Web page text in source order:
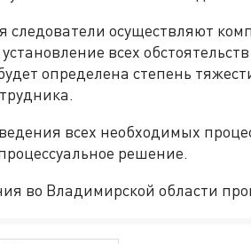
следователи осуществляют
всех
определена степень
всех необходимых
решение.
во Владимирской области